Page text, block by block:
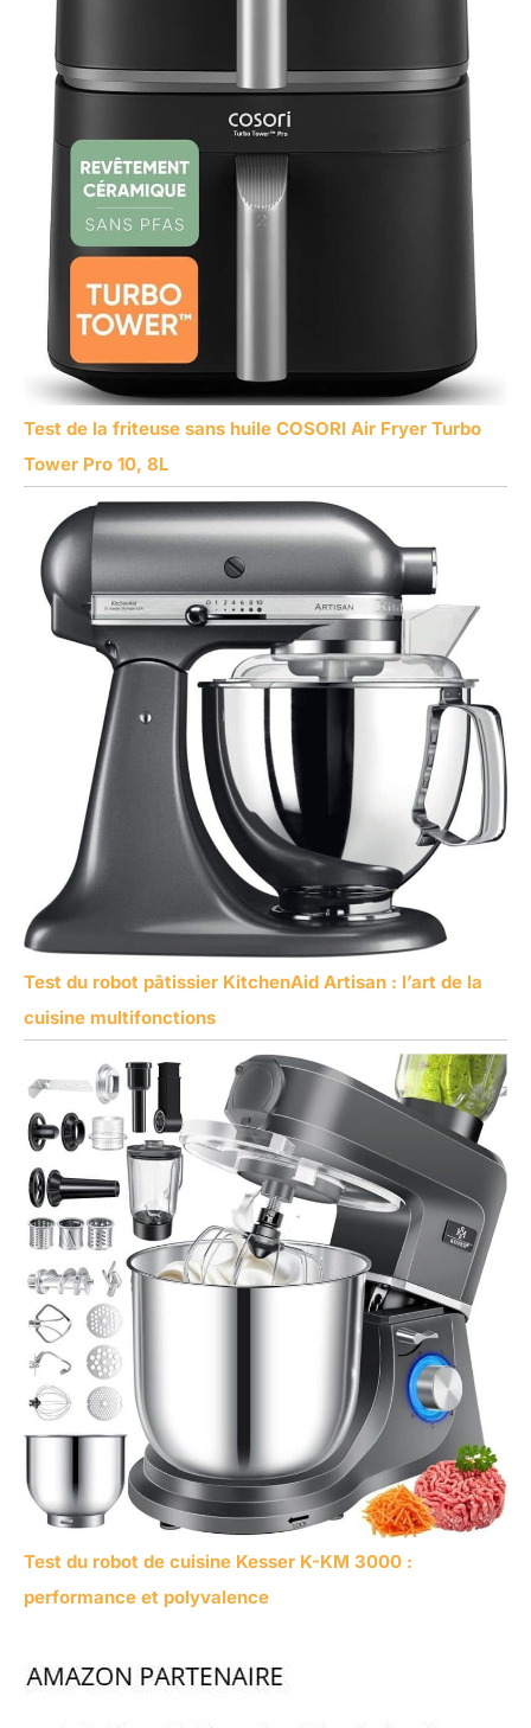
Test de la friteuse sans huile COSORI Air Fryer Turbo
Tower Pro 10, 8L
Test du robot pâtissier KitchenAid Artisan : l’art de la
cuisine multifonctions
Test du robot de cuisine Kesser K-KM 3000 :
performance et polyvalence